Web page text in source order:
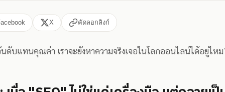
X คัดลอกลิงก์
ดับแทนคุณค่า เราจะยังหาความจริงเจอในโลกออนไลน์ได้อยู่ไหม